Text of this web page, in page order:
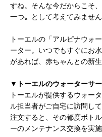
すね。そんな今だからこそ
一つ〟として考えてみませ
トーエルの「アルピナウォ
ーター。いつでもすぐにお
があれば、赤ちゃんとの新
▼トーエルのウォーターサ
トーエルが提供するウォー
ル担当者がご自宅に訪問し
注文すると、その都度ボト
ーのメンテナンス交換を実施